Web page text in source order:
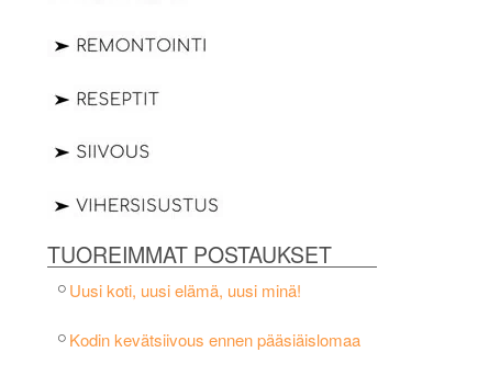
TUOREIMMAT POSTAUKSET
Uusi koti, uusi elämä, uusi minä!
Kodin kevätsiivous ennen pääsiäislomaa